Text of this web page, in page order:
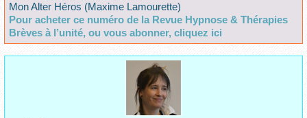
Mon Alter Héros (Maxime Lamourette)
Pour acheter ce numéro de la Revue Hypnose & Thérapies
Brèves à l’unité, ou vous abonner, cliquez ici